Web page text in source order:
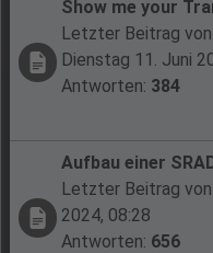
Show me your
Letzter Beitrag von
Dienstag 11. Juni
Antworten: 384
Aufbau einer
Letzter Beitrag von
2024, 08:28
Antworten: 656